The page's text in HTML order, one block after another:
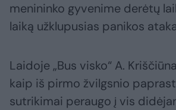
menininko gyvenime derėtų
laiką užklupusias panikos
Laidoje „Bus visko“ A.
kaip iš pirmo žvilgsnio
sutrikimai peraugo į vis